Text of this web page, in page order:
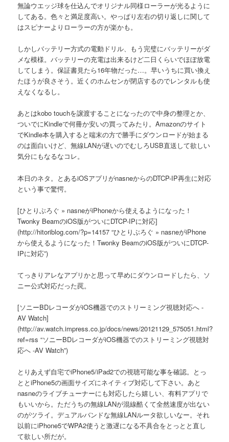
無論ウエッジ球を仕込んでオリジナル同様ローラーが光るように
してある。色々と満足度高い。やっぱり左右の切り返しに関して
はスピナーよりローラーの方が楽かも。
しかしバッテリー方式の電動ドリル、もう完璧にバッテリーがダ
メな模様。バッテリーの充電は出来るけど二日くらいでほぼ放電
してしまう。保証書見たら16年物だった…。早いうちに買い換え
たほうが良さそう。近くのホムセンが閉店するのでレンタルも使
えなくなるし。
あとはkobo touchを譲渡することになったので中身の整理とか、
ついでにKindleで何冊か安いの買ってみたり。Amazonのサイト
でKindle本を購入すると端末の方で勝手にダウンロードが始まる
のは面白いけど、無線LANが遅いのでむしろUSB直送して欲しい
気分にもなるなコレ。
本日のネタ。とあるiOSアプリがnasneからのDTCP-IP再生に対応
という事で驚愕。
[ひとりぶろぐ » nasneがiPhoneから使えるようになった！
Twonky BeamのiOS版がついにDTCP-IPに対応]
(http://hitoriblog.com/?p=14157 “ひとりぶろぐ » nasneがiPhone
から使えるようになった！Twonky BeamのiOS版がついにDTCP-
IPに対応”)
てっきりアレなアプリかと思って早めにダウンロードしたら、ソ
ニー公式対応だった罠。
[ソニーBDレコーダがiOS機器でのストリーミング視聴対応へ -
AV Watch]
(http://av.watch.impress.co.jp/docs/news/20121129_575051.html?
ref=rss “ソニーBDレコーダがiOS機器でのストリーミング視聴対
応へ -AV Watch”)
とりあえず自宅でiPhone5/iPad2での視聴可能な事を確認。とっ
ととiPhone5の画面サイズにネイティブ対応して下さい。あと
nasneのライブチューナーにも対応したら嬉しい、有料アプリで
もいいから。ただうちの無線LANが混線酷くて全然速度が出ない
のがツライ。デュアルバンドな無線LANルータ欲しいなー。それ
以前にiPhone5でWPA2使うと激遅になる不具合をとっとと直し
て欲しい所だが。